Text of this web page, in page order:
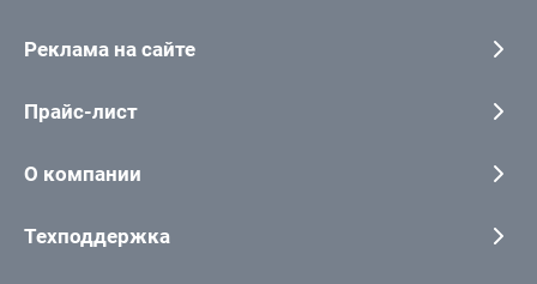
Реклама на сайте
Прайс-лист
О компании
Техподдержка